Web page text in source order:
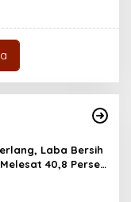
Laba Bersih
40,8 Persen